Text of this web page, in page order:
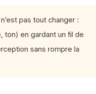
pas tout changer :
ton) en gardant un fil de
sans rompre la